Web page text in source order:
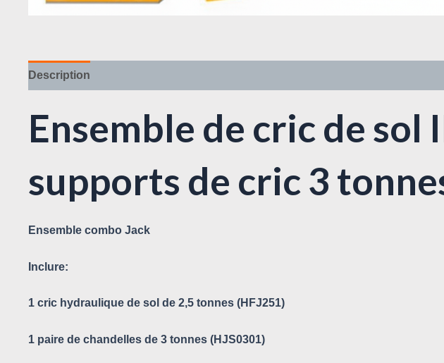
Description
Ensemble de cric de sol
supports de cric 3
Ensemble combo Jack
Inclure:
1 cric hydraulique de sol de 2,5 tonnes (HFJ251)
1 paire de chandelles de 3 tonnes (HJS0301)